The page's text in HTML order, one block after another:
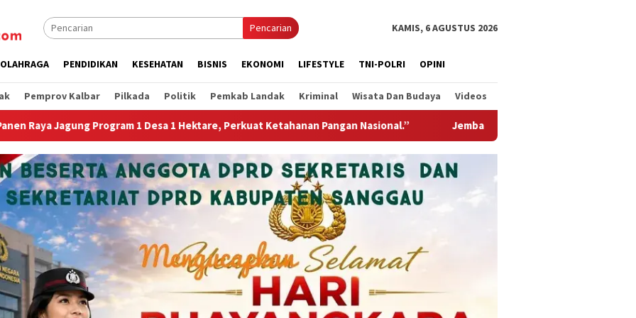
Pencarian KAMIS, 6 AGUSTUS 2026
OLAHRAGA PENDIDIKAN KESEHATAN BISNIS EKONOMI LIFESTYLE TNI-POLRI OPINI
Pemprov Kalbar Pilkada Politik Pemkab Landak Kriminal Wisata Dan Budaya Videos
Perkuat Ketahanan Pangan Nasional.” Jembatan Gantung Garuda Hadir Untuk Negeri, Wujud Kepedulian TNI